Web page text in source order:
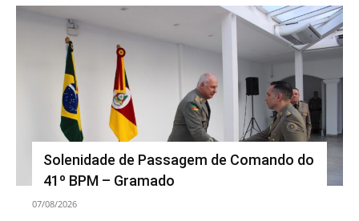
Solenidade de Passagem de Comando do
41º BPM – Gramado
07/08/2026